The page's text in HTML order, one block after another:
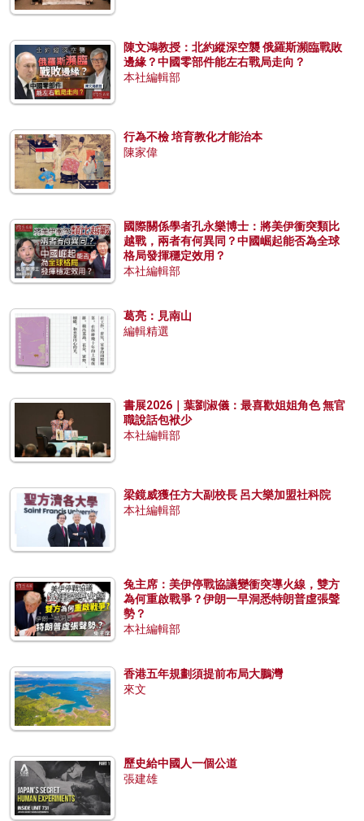
陳文鴻教授：北約縱深空襲 俄羅斯瀕臨戰敗
邊緣？中國零部件能左右戰局走向？
本社編輯部
行為不檢 培育教化才能治本
陳家偉
國際關係學者孔永樂博士：將美伊衝突類比
越戰，兩者有何異同？中國崛起能否為全球
格局發揮穩定效用？
本社編輯部
葛亮：見南山
編輯精選
書展2026｜葉劉淑儀：最喜歡姐姐角色 無官
職說話包袱少
本社編輯部
梁鏡威獲任方大副校長 呂大樂加盟社科院
本社編輯部
兔主席：美伊停戰協議變衝突導火線，雙方
為何重啟戰爭？伊朗一早洞悉特朗普虛張聲
勢？
本社編輯部
香港五年規劃須提前布局大鵬灣
來文
歷史給中國人一個公道
張建雄